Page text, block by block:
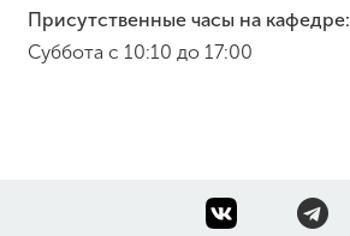
Присутственные часы на кафедре:
Суббота с 10:10 до 17:00